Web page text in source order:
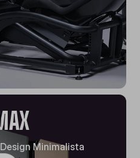
Minimalista